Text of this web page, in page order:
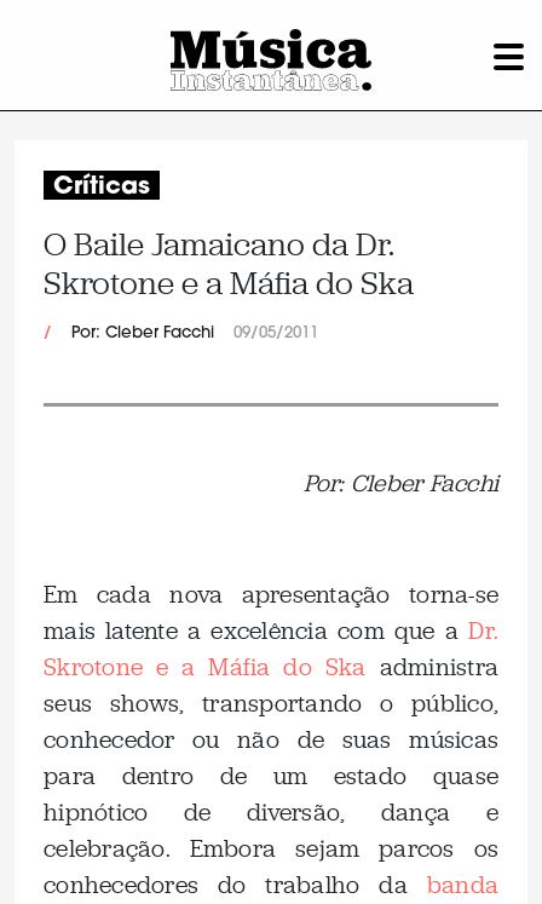
Críticas
O Baile Jamaicano da Dr.
Skrotone e a Máfia do Ska
/ Por: Cleber Facchi 09/05/2011
Por: Cleber Facchi
Em cada nova apresentação torna-se
mais latente a excelência com que aDr.
Skrotone e a Máfia do Ska administra
seus shows, transportando o público,
conhecedor ou não de suas músicas
para dentro de um estado quase
hipnótico de diversão, dança e
celebração. Embora sejam parcos os
conhecedores do trabalho da banda